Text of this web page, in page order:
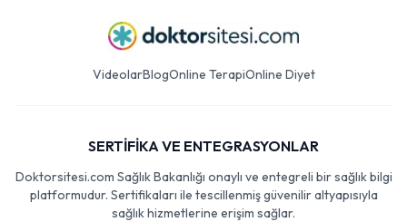
VideolarBlogOnline TerapiOnline Diyet
SERTİFİKA VE ENTEGRASYONLAR
Doktorsitesi.com Sağlık Bakanlığı onaylı ve entegreli bir sağlık bilgi
platformudur. Sertifikaları ile tescillenmiş güvenilir altyapısıyla
sağlık hizmetlerine erişim sağlar.